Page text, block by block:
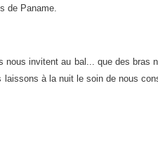
de Paname.
nous invitent au bal... que des bras
à la nuit le soin de nous